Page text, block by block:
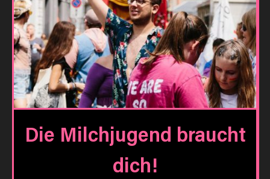
Die Milchjugend braucht
dich!